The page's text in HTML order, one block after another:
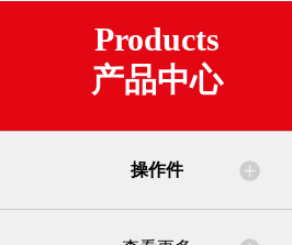
Products
产品中心
操作件